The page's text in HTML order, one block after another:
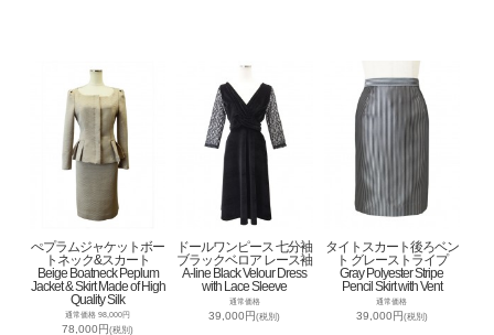
ぺプラムジャケットボー
トネック&スカート
Beige Boatneck Peplum
Jacket & Skirt Made of High
Quality Silk
通常価格 98,000円
78,000円(税別)
ドールワンピース 七分袖
ブラックベロア レース袖
A-line Black Velour Dress
with Lace Sleeve
通常価格
39,000円(税別)
タイトスカート後ろベン
ト グレーストライプ
Gray Polyester Stripe
Pencil Skirt with Vent
通常価格
39,000円 (税別)